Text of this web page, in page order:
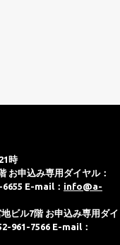
時
お申込み専用ダイヤル：
E-mail： info@a-
ビル7階 お申込み専用ダイ
961-7566 E-mail：